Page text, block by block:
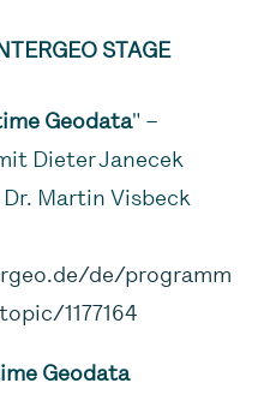
STAGE
Geodata" –
Dieter Janecek
Dr. Martin Visbeck
de/programm
1177164
Geodata